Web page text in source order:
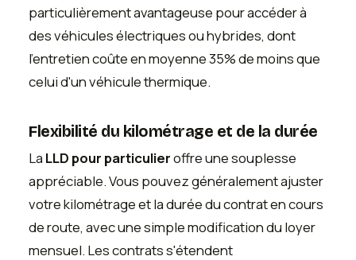
particulièrement avantageuse pour accéder à
des véhicules électriques ou hybrides, dont
l'entretien coûte en moyenne 35% de moins que
celui d'un véhicule thermique.
Flexibilité du kilométrage et de la durée
La LLD pour particulieroffre une souplesse
appréciable. Vous pouvez généralement ajuster
votre kilométrage et la durée du contrat en cours
de route, avec une simple modification du loyer
mensuel. Les contrats s'étendent